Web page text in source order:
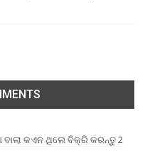
ବାଲା କଏନ ଥିଲେ ବିକ୍ରି କରନ୍ତୁ 2